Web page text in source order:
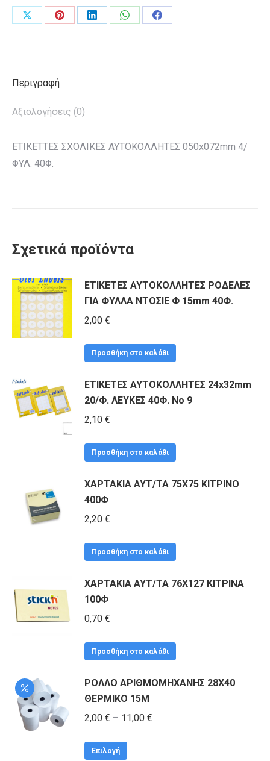
40Φ.
ποσότητα
Share
Share
Share
Share
Share
Περιγραφή
Αξιολογήσεις (0)
ΕΤΙΚΕΤΤΕΣ ΣΧΟΛΙΚΕΣ ΑΥΤΟΚΟΛΛΗΤΕΣ 050x072mm 4/
ΦΥΛ. 40Φ.
Σχετικά προϊόντα
ΕΤΙΚΕΤΕΣ ΑΥΤΟΚΟΛΛΗΤΕΣ ΡΟΔΕΛΕΣ
ΓΙΑ ΦΥΛΛΑ ΝΤΟΣΙΕ Φ 15mm 40Φ.
2,00 €
Προσθήκη στο καλάθι
ΕΤΙΚΕΤΕΣ ΑΥΤΟΚΟΛΛΗΤΕΣ 24x32mm
20/Φ. ΛΕΥΚΕΣ 40Φ. Νο 9
2,10 €
Προσθήκη στο καλάθι
ΧΑΡΤΑΚΙΑ ΑΥΤ/ΤΑ 75Χ75 ΚΙΤΡΙΝΟ
400Φ
2,20 €
Προσθήκη στο καλάθι
ΧΑΡΤΑΚΙΑ ΑΥΤ/ΤΑ 76Χ127 ΚΙΤΡΙΝΑ
100Φ
0,70 €
Προσθήκη στο καλάθι
ΡΟΛΛΟ ΑΡΙΘΜΟΜΗΧΑΝΗΣ 28Χ40
ΘΕΡΜΙΚΟ 15Μ
2,00 € – 11,00 €
Επιλογή